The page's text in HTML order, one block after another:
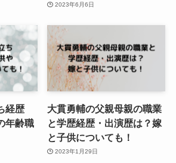
2023年6月6日
経歴
年齢職
大貫勇輔の父親母親の職業
と学歴経歴・出演歴は？嫁
と子供についても！
2023年1月29日